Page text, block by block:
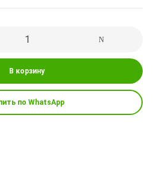
В корзину
по WhatsApp